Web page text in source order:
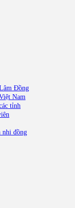
Đồng
Nam
tỉnh
nhi đồng